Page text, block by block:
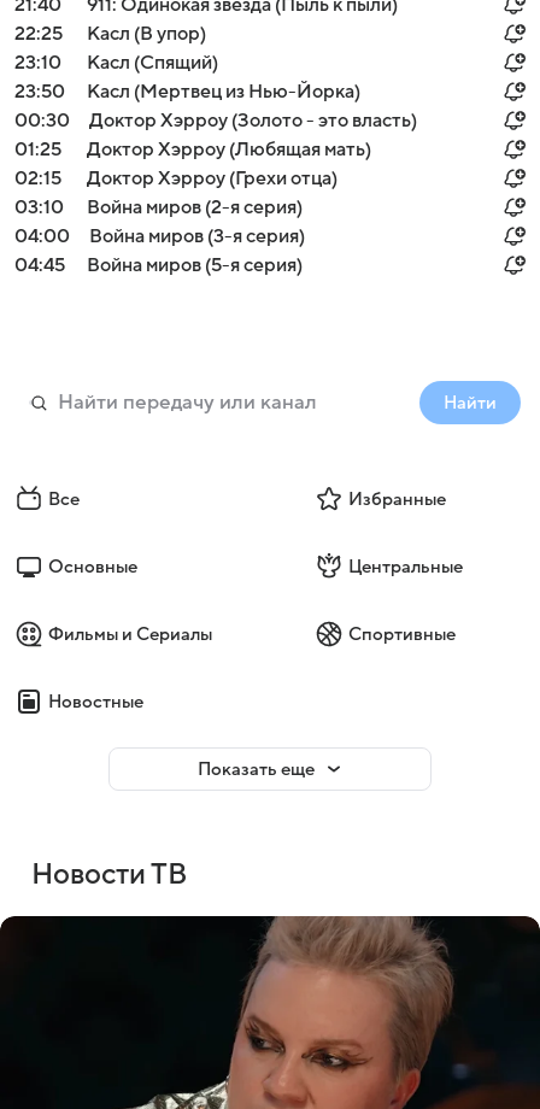
21:40
911: Одинокая звезда (Пыль к пыли)
22:25
Касл (В упор)
23:10
Касл (Спящий)
23:50
Касл (Мертвец из Нью-Йорка)
00:30
Доктор Хэрроу (Золото - это власть)
01:25
Доктор Хэрроу (Любящая мать)
02:15
Доктор Хэрроу (Грехи отца)
03:10
Война миров (2-я серия)
04:00
Война миров (3-я серия)
04:45
Война миров (5-я серия)
Найти
Все Избранные
Основные Центральные
Фильмы и Сериалы Спортивные
Новостные
Показать еще
Новости ТВ